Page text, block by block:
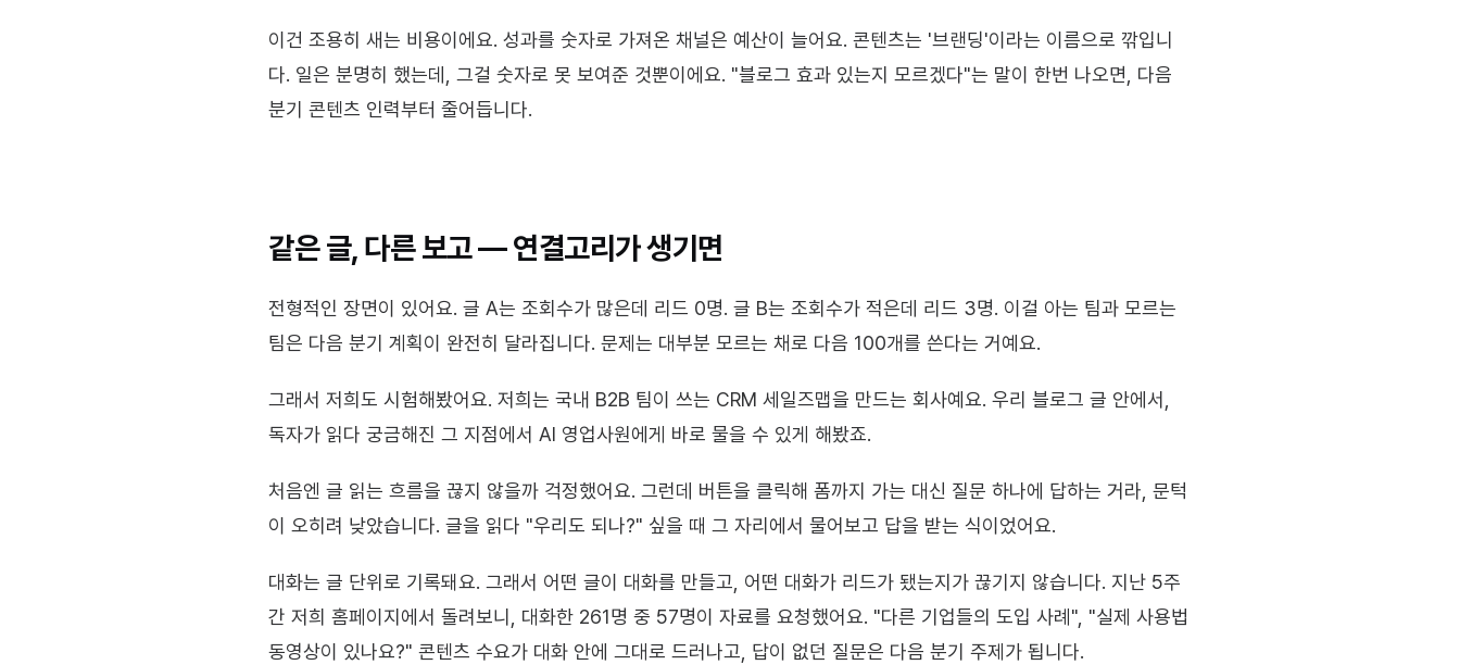
이건 조용히 새는 비용이에요. 성과를 숫자로 가져온 채널은 예산이 늘어요. 콘텐츠는 '브랜딩'이라는 이름으로 깎입니
다. 일은 분명히 했는데, 그걸 숫자로 못 보여준 것뿐이에요. "블로그 효과 있는지 모르겠다"는 말이 한번 나오면, 다음
분기 콘텐츠 인력부터 줄어듭니다.
같은 글, 다른 보고 — 연결고리가 생기면
전형적인 장면이 있어요. 글 A는 조회수가 많은데 리드 0명. 글 B는 조회수가 적은데 리드 3명. 이걸 아는 팀과 모르는
팀은 다음 분기 계획이 완전히 달라집니다. 문제는 대부분 모르는 채로 다음 100개를 쓴다는 거예요.
그래서 저희도 시험해봤어요. 저희는 국내 B2B 팀이 쓰는 CRM 세일즈맵을 만드는 회사예요. 우리 블로그 글 안에서,
독자가 읽다 궁금해진 그 지점에서 AI 영업사원에게 바로 물을 수 있게 해봤죠.
처음엔 글 읽는 흐름을 끊지 않을까 걱정했어요. 그런데 버튼을 클릭해 폼까지 가는 대신 질문 하나에 답하는 거라, 문턱
이 오히려 낮았습니다. 글을 읽다 "우리도 되나?" 싶을 때 그 자리에서 물어보고 답을 받는 식이었어요.
대화는 글 단위로 기록돼요. 그래서 어떤 글이 대화를 만들고, 어떤 대화가 리드가 됐는지가 끊기지 않습니다. 지난 5주
간 저희 홈페이지에서 돌려보니, 대화한 261명 중 57명이 자료를 요청했어요. "다른 기업들의 도입 사례", "실제 사용법
동영상이 있나요?" 콘텐츠 수요가 대화 안에 그대로 드러나고, 답이 없던 질문은 다음 분기 주제가 됩니다.